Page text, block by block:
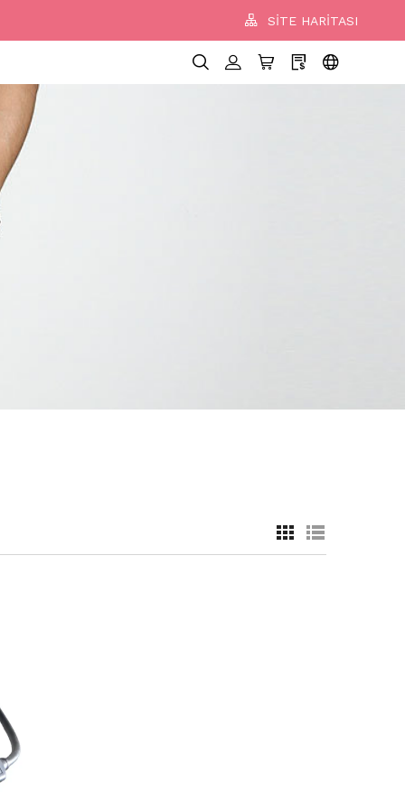
SİTE HARİTASI